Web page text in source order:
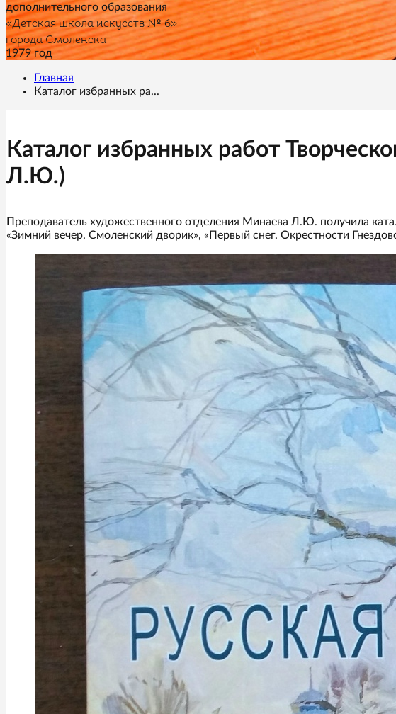
дополнительного образования
«Детская школа искусств № 6»
города Смоленска
1979 год
Главная
Каталог избранных ра...
Каталог избранных работ
Л.Ю.)
Преподаватель художественного отделения Минаева Л.Ю. получила
«Зимний вечер. Смоленский дворик», «Первый снег. Окрестности